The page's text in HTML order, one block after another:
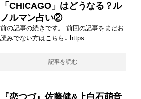
「CHICAGO」はどうなる？ル
ノルマン占い②
前の記事の続きです。 前回の記事をまだお
読みでない方はこちら↓ https:
記事を読む
『恋つづ』佐藤健&上白石萌音